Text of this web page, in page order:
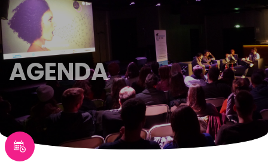
AGENDA